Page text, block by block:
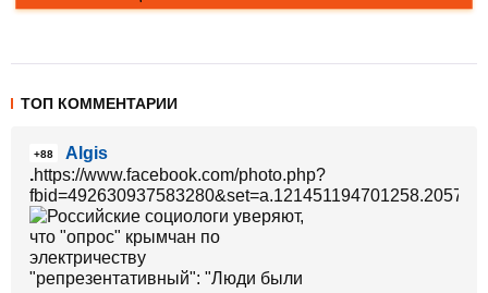
ТОП КОММЕНТАРИИ
+88
Algis
.https://www.facebook.com/photo.php?